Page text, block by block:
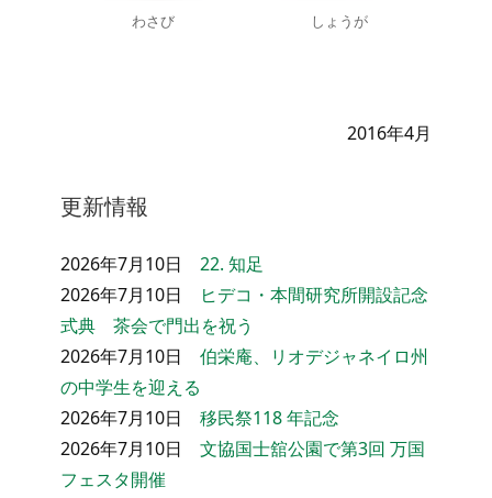
わさび しょうが
2016年4月
更新情報
2026年7月10日 22. 知足
2026年7月10日
ヒデコ・本間研究所開設記念
式典 茶会で門出を祝う
2026年7月10日 伯栄庵、リオデジャネイロ州
の中学生を迎える
2026年7月10日 移民祭118 年記念
2026年7月10日 文協国士舘公園で第3回 万国
フェスタ開催